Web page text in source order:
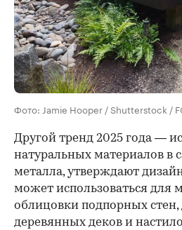
Фото: Jamie Hooper / Shutterstock /
Другой тренд 2025 года —
натуральных материалов в
металла, утверждают
может использоваться для
облицовки подпорных
деревянных деков и